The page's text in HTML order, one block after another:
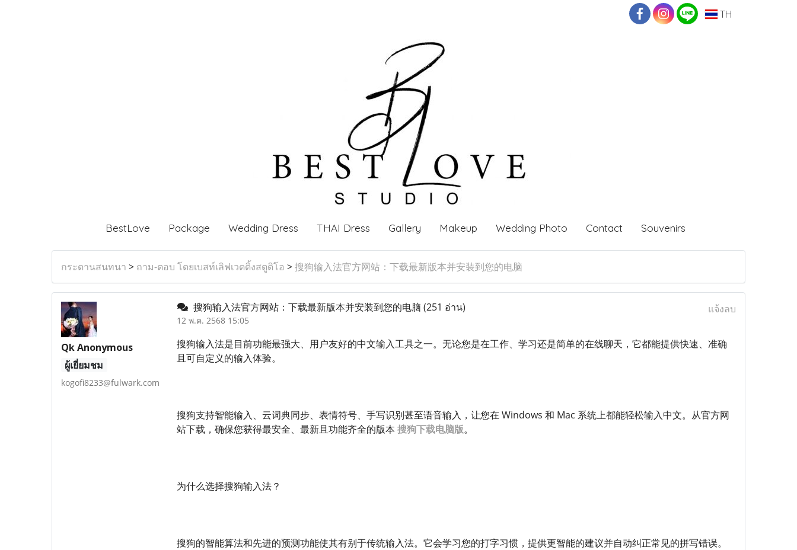
TH
BestLove Package Wedding Dress THAI Dress Gallery Makeup Wedding Photo Contact Souvenirs
กระดานสนทนา > ถาม-ตอบ โดยเบสท์เลิฟเวดดิ้งสตูดิโอ >搜狗输入法官方网站：下载最新版本并安装到您的电脑
Qk Anonymous
ผู้เยี่ยมชม
kogofi8233@fulwark.com
搜狗输入法官方网站：下载最新版本并安装到您的电脑 (251 อ่าน)
12 พ.ค. 2568 15:05
แจ้งลบ
搜狗输入法是目前功能最强大、用户友好的中文输入工具之一。无论您是在工作、学习还是简单的在线聊天，它都能提供快速、准确
且可自定义的输入体验。
搜狗支持智能输入、云词典同步、表情符号、手写识别甚至语音输入，让您在 Windows 和 Mac 系统上都能轻松输入中文。从官方网
站下载，确保您获得最安全、最新且功能齐全的版本 搜狗下载电脑版。
为什么选择搜狗输入法？
搜狗的智能算法和先进的预测功能使其有别于传统输入法。它会学习您的打字习惯，提供更智能的建议并自动纠正常见的拼写错误。